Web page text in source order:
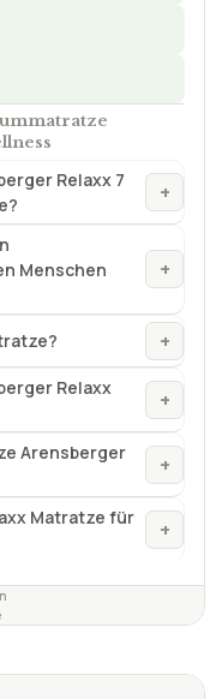
Relaxx 7
+
Menschen
+
+
Relaxx
+
Arensberger
+
Matratze für
+